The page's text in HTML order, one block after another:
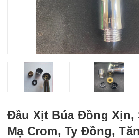
Đầu Xịt Búa Đồng Xịn,
Mạ Crom, Ty Đồng,